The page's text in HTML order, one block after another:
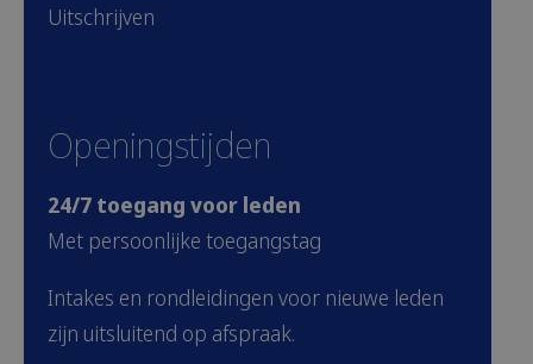
Uitschrijven
Openingstijden
24/7 toegang voor leden
Met persoonlijke toegangstag
Intakes en rondleidingen voor nieuwe leden
zijn uitsluitend op afspraak.